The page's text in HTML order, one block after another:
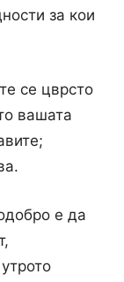
за кои
се цврсто
вашата
е да